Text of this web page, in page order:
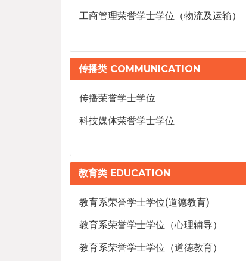
工商管理荣誉学士学位（物流及运输）
传播类 COMMUNICATION
传播荣誉学士学位
科技媒体荣誉学士学位
教育类 EDUCATION
教育系荣誉学士学位(道德教育)
教育系荣誉学士学位（心理辅导）
教育系荣誉学士学位（道德教育）